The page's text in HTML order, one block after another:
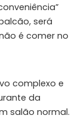
será
é comer no
complexo e
da
salão normal.